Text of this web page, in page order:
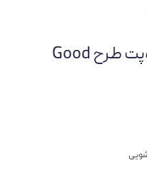
ظرف غذای حیوانات کوکوپت طرح Good